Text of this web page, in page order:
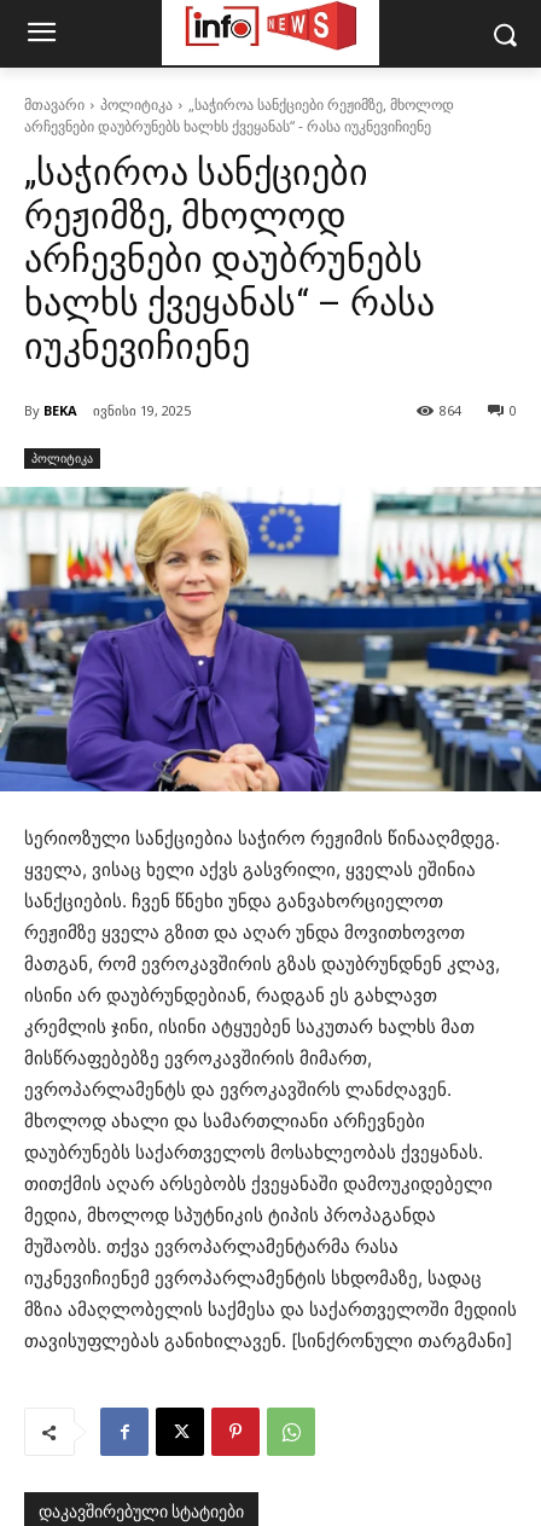
მთავარი პოლიტიკა
„საჭიროა სანქციები რეჟიმზე, მხოლოდ
არჩევნები დაუბრუნებს ხალხს ქვეყანას“ - რასა იუკნევიჩიენე
„საჭიროა სანქციები
რეჟიმზე, მხოლოდ
არჩევნები დაუბრუნებს
ხალხს ქვეყანას“ – რასა
იუკნევიჩიენე
By BEKA ივნისი 19, 2025 0
864
პოლიტიკა
სერიოზული სანქციებია საჭირო რეჟიმის წინააღმდეგ.
ყველა, ვისაც ხელი აქვს გასვრილი, ყველას ეშინია
სანქციების. ჩვენ წნეხი უნდა განვახორციელოთ
რეჟიმზე ყველა გზით და აღარ უნდა მოვითხოვოთ
მათგან, რომ ევროკავშირის გზას დაუბრუნდნენ კლავ,
ისინი არ დაუბრუნდებიან, რადგან ეს გახლავთ
კრემლის ჯინი, ისინი ატყუებენ საკუთარ ხალხს მათ
მისწრაფებებზე ევროკავშირის მიმართ,
ევროპარლამენტს და ევროკავშირს ლანძღავენ.
მხოლოდ ახალი და სამართლიანი არჩევნები
დაუბრუნებს საქართველოს მოსახლეობას ქვეყანას.
თითქმის აღარ არსებობს ქვეყანაში დამოუკიდებელი
მედია, მხოლოდ სპუტნიკის ტიპის პროპაგანდა
მუშაობს. თქვა ევროპარლამენტარმა რასა
იუკნევიჩიენემ ევროპარლამენტის სხდომაზე, სადაც
მზია ამაღლობელის საქმესა და საქართველოში მედიის
თავისუფლებას განიხილავენ. [სინქრონული თარგმანი]
დაკავშირებული სტატიები